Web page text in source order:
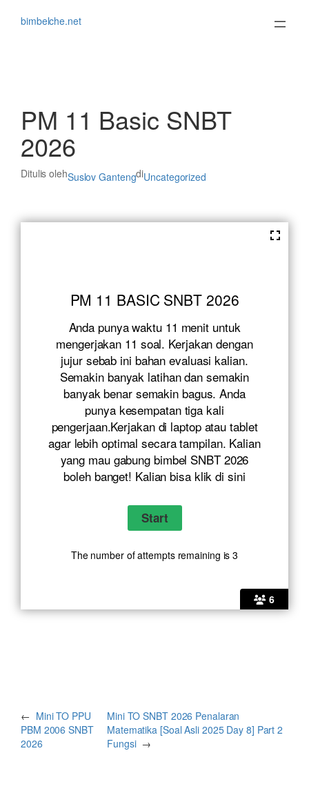
bimbelche.net
PM 11 Basic SNBT
2026
Ditulis olehSuslov GantengdiUncategorized
6
PM 11 BASIC SNBT 2026
Anda punya waktu 11 menit untuk
mengerjakan 11 soal. Kerjakan dengan
jujur sebab ini bahan evaluasi kalian.
Semakin banyak latihan dan semakin
banyak benar semakin bagus. Anda
punya kesempatan tiga kali
pengerjaan.Kerjakan di laptop atau tablet
agar lebih optimal secara tampilan. Kalian
yang mau gabung bimbel SNBT 2026
boleh banget! Kalian bisa klikdi sini
The number of attempts remaining is 3
← Mini TO PPU
PBM 2006 SNBT
2026
Mini TO SNBT 2026 Penalaran
Matematika [Soal Asli 2025 Day 8] Part 2
Fungsi →